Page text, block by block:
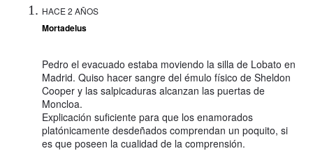
HACE 2 AÑOS
Mortadelus
Pedro el evacuado estaba moviendo la silla de Lobato en
Madrid. Quiso hacer sangre del émulo físico de Sheldon
Cooper y las salpicaduras alcanzan las puertas de
Moncloa.
Explicación suficiente para que los enamorados
platónicamente desdeñados comprendan un poquito, si
es que poseen la cualidad de la comprensión.